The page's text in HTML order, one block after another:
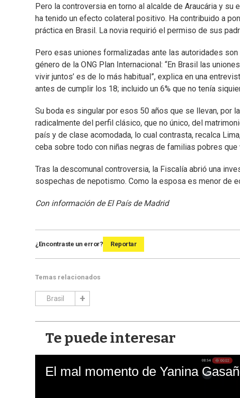
Pero la controversia en torno al alcalde de Araucária y
ha tenido un efecto colateral positivo. Ha contribuido a
práctica en Brasil. La novia requirió el permiso de sus
Pero esas uniones formalizadas ante las autoridades
género de la ONG Plan Internacional: “En Brasil las
vivir juntos’ es de lo más habitual”, explica en una
antes de cumplir los 18; incluido un 6% que no tenía
Su boda es singular por esos 50 años que se llevan, por
radicalmente del perfil clásico, que no único, del
país y de clase acomodada, lo cual contrasta, recalca
ceba sobre todo con niñas negras de familias pobres
Tras la descomunal controversia, la Fiscalía abrió una
sospechas de nepotismo. Como la esposa es menor de
Con información de El País de Madrid
¿Encontraste un error? Reportar
Temas relacionados
Brasil
Te puede interesar